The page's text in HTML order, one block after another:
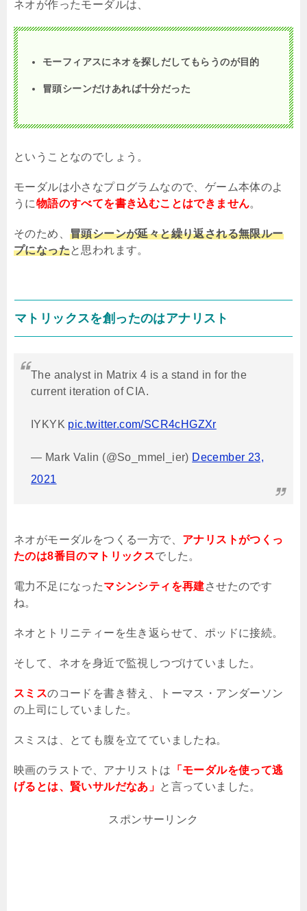
ネオが作ったモーダルは、
モーフィアスにネオを探しだしてもらうのが目的
冒頭シーンだけあれば十分だった
ということなのでしょう。
モーダルは小さなプログラムなので、ゲーム本体のよ
うに物語のすべてを書き込むことはできません。
そのため、 冒頭シーンが延々と繰り返される無限ルー
プになったと思われます。
マトリックスを創ったのはアナリスト
The analyst in Matrix 4 is a stand in for the
current iteration of CIA.
IYKYK pic.twitter.com/SCR4cHGZXr
— Mark Valin (@So_mmel_ier) December 23,
2021
ネオがモーダルをつくる一方で、 アナリストがつくっ
たのは8番目のマトリックスでした。
電力不足になったマシンシティを再建させたのです
ね。
ネオとトリニティーを生き返らせて、ポッドに接続。
そして、ネオを身近で監視しつづけていました。
スミスのコードを書き替え、トーマス・アンダーソン
の上司にしていました。
スミスは、とても腹を立てていましたね。
映画のラストで、アナリストは 「モーダルを使って逃
げるとは、賢いサルだなあ」 と言っていました。
スポンサーリンク